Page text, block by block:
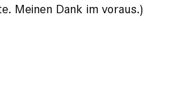
Meinen Dank im voraus.)